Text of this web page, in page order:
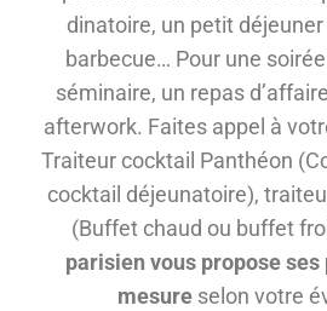
dinatoire, un petit déjeuner
barbecue… Pour une
séminaire, un repas
afterwork. Faites appel à
Traiteur cocktail Panthéon
cocktail déjeunatoire),
(Buffet chaud ou buffet
parisien vous propose
mesure selon votre